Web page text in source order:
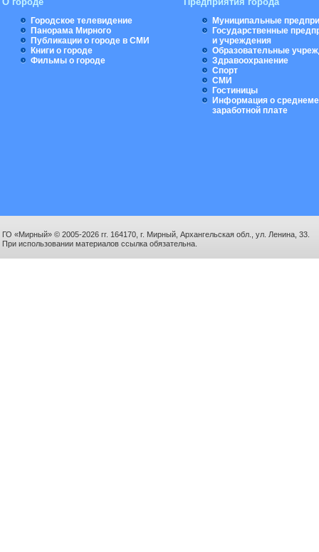
Городское телевидение
Панорама Мирного
Публикации о городе в СМИ
Книги о городе
Фильмы о городе
Муниципальные
Государственные
и учреждения
Образовательные
Здравоохранение
Спорт
СМИ
Гостиницы
Информация о
заработной плате
ГО «Мирный» © 2005-2026 гг. 164170, г. Мирный, Архангельская обл., ул. Ленина, 33.
При использовании материалов ссылка обязательна.